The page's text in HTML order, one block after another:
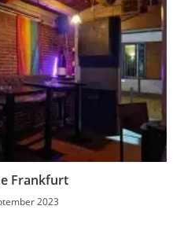
Frankfurt
2023